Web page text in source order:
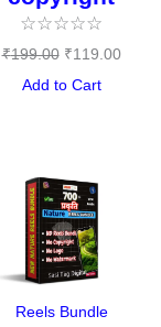
☆☆☆☆☆
₹199.00 ₹119.00
Add to Cart
Reels Bundle
Original
price
was:
₹99.00.